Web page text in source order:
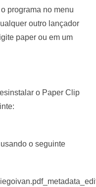
programa no menu
outro lançador
paper ou em um
o Paper Clip
o seguinte